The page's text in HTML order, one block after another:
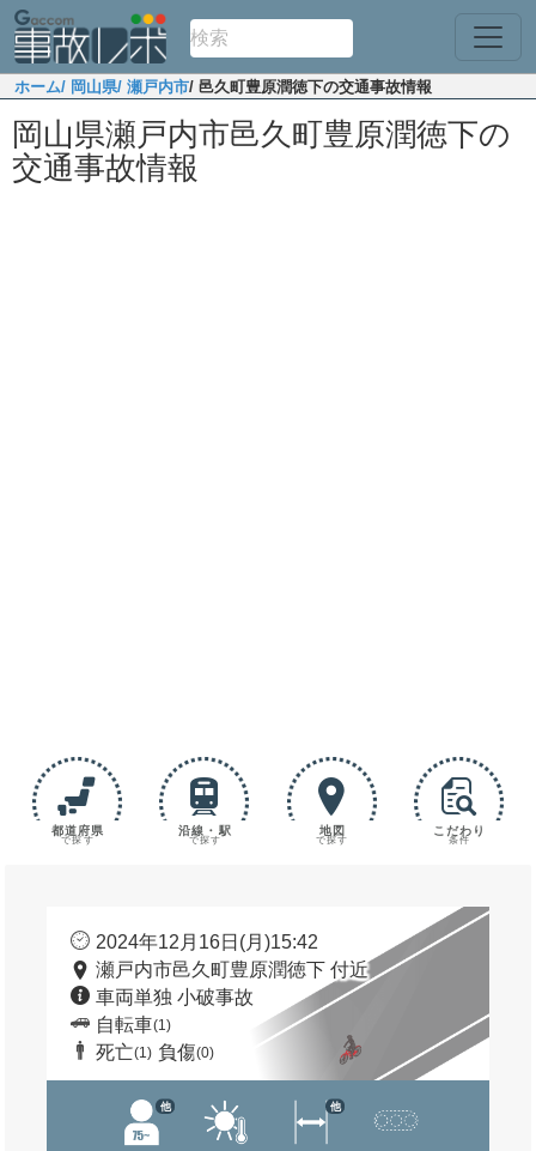
ホーム/ 岡山県/ 瀬戸内市/ 邑久町豊原潤徳下の交通事故情報
岡山県瀬戸内市邑久町豊原潤徳下の
交通事故情報
都道府県
で探す
沿線・駅
で探す
地図
で探す
こだわり
条件
2024年12月16日(月)15:42
瀬戸内市邑久町豊原潤徳下 付近
車両単独 小破事故
自転車(1)
死亡(1) 負傷(0)
他 他